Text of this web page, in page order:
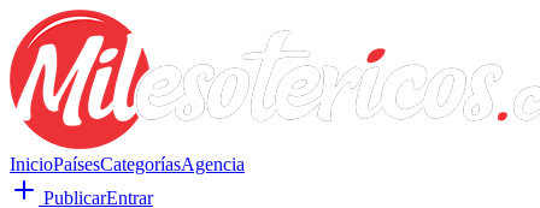
InicioPaísesCategoríasAgencia
PublicarEntrar